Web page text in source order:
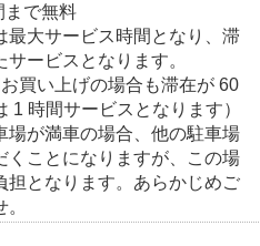
まで無料
大サービス時間となり、滞
ービスとなります。
お買い上げの場合も滞在が 60
1 時間サービスとなります）
場が満車の場合、他の駐車場
くことになりますが、この場
担となります。あらかじめご